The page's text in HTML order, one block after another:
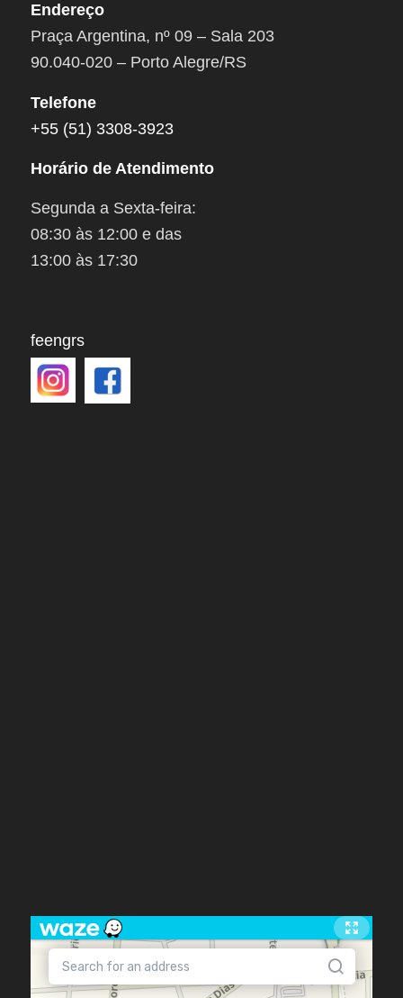
Endereço
Praça Argentina, nº 09 – Sala 203
90.040-020 – Porto Alegre/RS
Telefone
+55 (51) 3308-3923
Horário de Atendimento
Segunda a Sexta-feira:
08:30 às 12:00 e das
13:00 às 17:30
feengrs